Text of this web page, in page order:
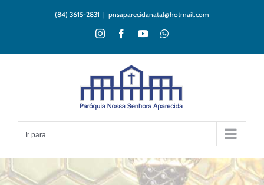
(84) 3615-2831 | pnsaparecidanatal@hotmail.com
InstagramFacebookYouTubeWhatsApp
Ir para...